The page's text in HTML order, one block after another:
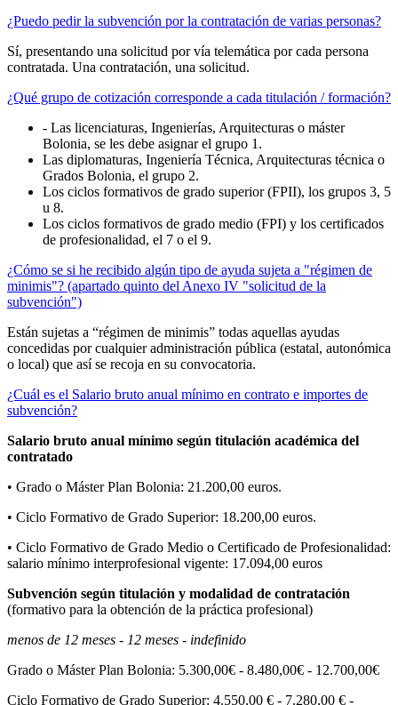
¿Puedo pedir la subvención por la contratación de varias personas?
Sí, presentando una solicitud por vía telemática por cada persona
contratada. Una contratación, una solicitud.
¿Qué grupo de cotización corresponde a cada titulación / formación?
- Las licenciaturas, Ingenierías, Arquitecturas o máster
Bolonia, se les debe asignar el grupo 1.
Las diplomaturas, Ingeniería Técnica, Arquitecturas técnica o
Grados Bolonia, el grupo 2.
Los ciclos formativos de grado superior (FPII), los grupos 3, 5
u 8.
Los ciclos formativos de grado medio (FPI) y los certificados
de profesionalidad, el 7 o el 9.
¿Cómo se si he recibido algún tipo de ayuda sujeta a "régimen de
minimis"? (apartado quinto del Anexo IV "solicitud de la
subvención")
Están sujetas a “régimen de minimis” todas aquellas ayudas
concedidas por cualquier administración pública (estatal, autonómica
o local) que así se recoja en su convocatoria.
¿Cuál es el Salario bruto anual mínimo en contrato e importes de
subvención?
Salario bruto anual mínimo según titulación académica del
contratado
• Grado o Máster Plan Bolonia: 21.200,00 euros.
• Ciclo Formativo de Grado Superior: 18.200,00 euros.
• Ciclo Formativo de Grado Medio o Certificado de Profesionalidad:
salario mínimo interprofesional vigente: 17.094,00 euros
Subvención según titulación y modalidad de contratación
(formativo para la obtención de la práctica profesional)
menos de 12 meses - 12 meses - indefinido
Grado o Máster Plan Bolonia: 5.300,00€ - 8.480,00€ - 12.700,00€
Ciclo Formativo de Grado Superior: 4.550,00 € - 7.280,00 € -